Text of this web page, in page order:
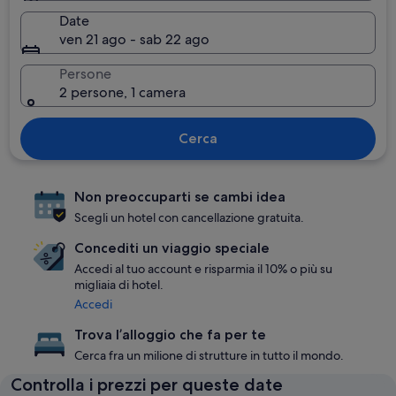
Date
ven 21 ago - sab 22 ago
Persone
2 persone, 1 camera
Cerca
Non preoccuparti se cambi idea
Scegli un hotel con cancellazione gratuita.
Concediti un viaggio speciale
Accedi al tuo account e risparmia il 10% o più su
migliaia di hotel.
Accedi
Trova l’alloggio che fa per te
Cerca fra un milione di strutture in tutto il mondo.
Controlla i prezzi per queste date